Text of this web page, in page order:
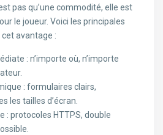
pas qu’une commodité, elle est
le joueur. Voici les principales
avantage :
: n’importe où, n’importe
: formulaires clairs,
les tailles d’écran.
: protocoles HTTPS, double